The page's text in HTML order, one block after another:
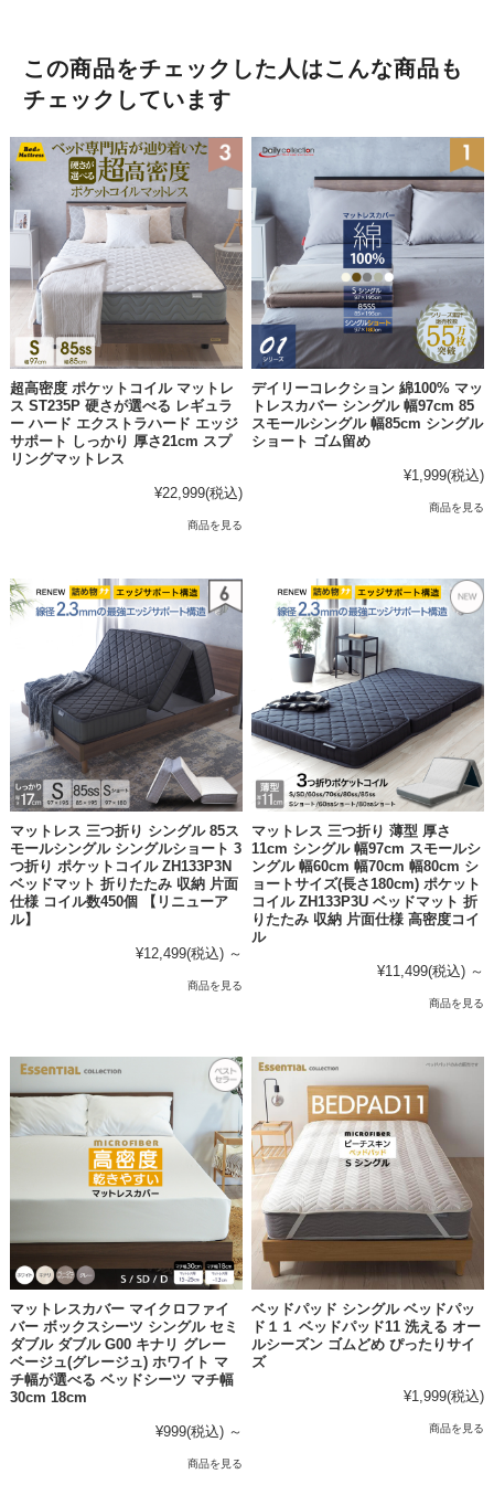
この商品をチェックした人はこんな商品も
チェックしています
超高密度 ポケットコイル マットレ
ス ST235P 硬さが選べる レギュラ
ー ハード エクストラハード エッジ
サポート しっかり 厚さ21cm スプ
リングマットレス
¥22,999(税込)
商品を見る
デイリーコレクション 綿100% マッ
トレスカバー シングル 幅97cm 85
スモールシングル 幅85cm シングル
ショート ゴム留め
¥1,999(税込)
商品を見る
マットレス 三つ折り シングル 85ス
モールシングル シングルショート 3
つ折り ポケットコイル ZH133P3N
ベッドマット 折りたたみ 収納 片面
仕様 コイル数450個 【リニューア
ル】
¥12,499(税込) ～
商品を見る
マットレス 三つ折り 薄型 厚さ
11cm シングル 幅97cm スモールシ
ングル 幅60cm 幅70cm 幅80cm シ
ョートサイズ(長さ180cm) ポケット
コイル ZH133P3U ベッドマット 折
りたたみ 収納 片面仕様 高密度コイ
ル
¥11,499(税込) ～
商品を見る
マットレスカバー マイクロファイ
バー ボックスシーツ シングル セミ
ダブル ダブル G00 キナリ グレー
ベージュ(グレージュ) ホワイト マ
チ幅が選べる ベッドシーツ マチ幅
30cm 18cm
¥999(税込) ～
商品を見る
ベッドパッド シングル ベッドパッ
ド１１ ベッドパッド11 洗える オー
ルシーズン ゴムどめ ぴったりサイ
ズ
¥1,999(税込)
商品を見る